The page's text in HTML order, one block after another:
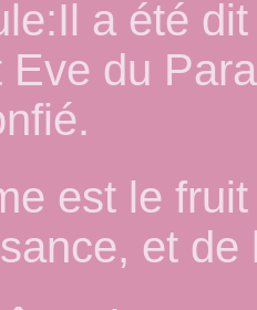
a été
du
est le
et de